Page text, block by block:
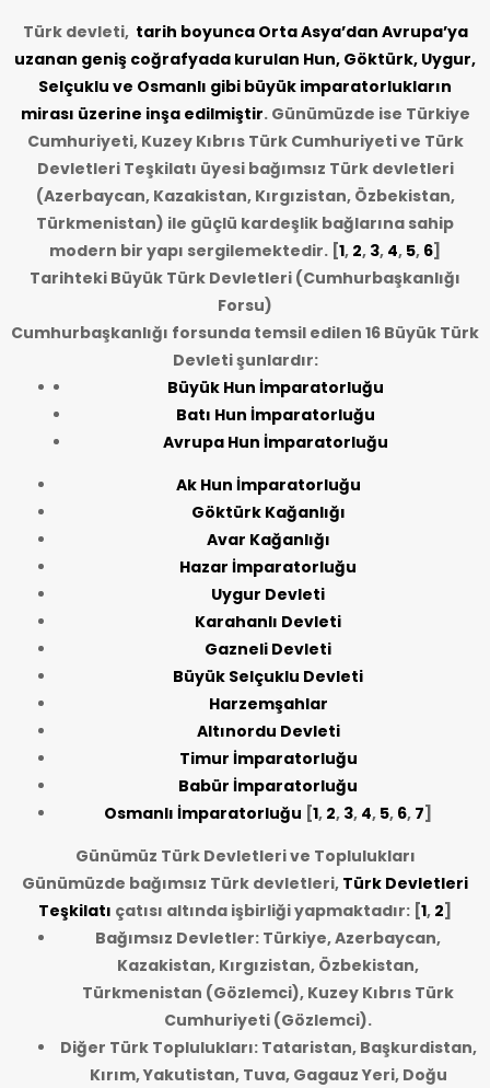
Türk devleti, tarih boyunca Orta Asya’dan Avrupa’ya
uzanan geniş coğrafyada kurulan Hun, Göktürk, Uygur,
Selçuklu ve Osmanlı gibi büyük imparatorlukların
mirası üzerine inşa edilmiştir. Günümüzde ise Türkiye
Cumhuriyeti, Kuzey Kıbrıs Türk Cumhuriyeti ve Türk
Devletleri Teşkilatı üyesi bağımsız Türk devletleri
(Azerbaycan, Kazakistan, Kırgızistan, Özbekistan,
Türkmenistan) ile güçlü kardeşlik bağlarına sahip
modern bir yapı sergilemektedir. [1, 2, 3, 4, 5, 6]
Tarihteki Büyük Türk Devletleri (Cumhurbaşkanlığı
Forsu)
Cumhurbaşkanlığı forsunda temsil edilen 16 Büyük Türk
Devleti şunlardır:
Büyük Hun İmparatorluğu
Batı Hun İmparatorluğu
Avrupa Hun İmparatorluğu
Ak Hun İmparatorluğu
Göktürk Kağanlığı
Avar Kağanlığı
Hazar İmparatorluğu
Uygur Devleti
Karahanlı Devleti
Gazneli Devleti
Büyük Selçuklu Devleti
Harzemşahlar
Altınordu Devleti
Timur İmparatorluğu
Babür İmparatorluğu
Osmanlı İmparatorluğu [1, 2, 3, 4, 5, 6, 7]
Günümüz Türk Devletleri ve Toplulukları
Günümüzde bağımsız Türk devletleri, Türk Devletleri
Teşkilatı çatısı altında işbirliği yapmaktadır: [1, 2]
Bağımsız Devletler: Türkiye, Azerbaycan,
Kazakistan, Kırgızistan, Özbekistan,
Türkmenistan (Gözlemci), Kuzey Kıbrıs Türk
Cumhuriyeti (Gözlemci).
Diğer Türk Toplulukları: Tataristan, Başkurdistan,
Kırım, Yakutistan, Tuva, Gagauz Yeri, Doğu